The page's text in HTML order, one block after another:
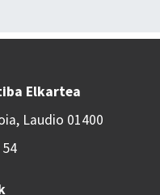
Elkartea
Laudio 01400